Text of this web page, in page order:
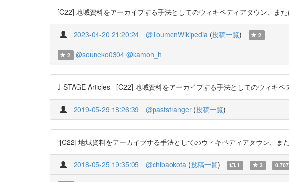
[C22] 地域資料をアーカイブする手法としてのウィキペディアタウン、ま
2023-04-20 21:20:24 @ToumonWikipedia (投稿一覧) 2
2 @souneko0304 @kamoh_h
J-STAGE Articles - [C22] 地域資料をアーカイブする手法としてのウィキ
2019-05-29 18:26:39 @paststranger (投稿一覧)
“[C22] 地域資料をアーカイブする手法としてのウィキペディアタウン、
2018-05-25 19:35:05 @chibaokota (投稿一覧) 1 3 0.707